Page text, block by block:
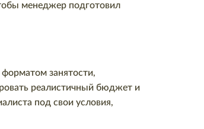
менеджер подготовил
занятости,
реалистичный бюджет и
под свои условия,